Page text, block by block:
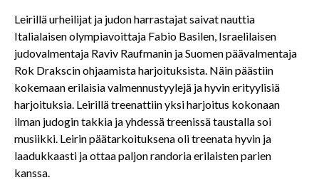
Leirillä urheilijat ja judon harrastajat saivat nauttia
Italialaisen olympiavoittaja Fabio Basilen, Israelilaisen
judovalmentaja Raviv Raufmanin ja Suomen päävalmentaja
Rok Drakscin ohjaamista harjoituksista. Näin päästiin
kokemaan erilaisia valmennustyylejä ja hyvin erityylisiä
harjoituksia. Leirillä treenattiin yksi harjoitus kokonaan
ilman judogin takkia ja yhdessä treenissä taustalla soi
musiikki. Leirin päätarkoituksena oli treenata hyvin ja
laadukkaasti ja ottaa paljon randoria erilaisten parien
kanssa.